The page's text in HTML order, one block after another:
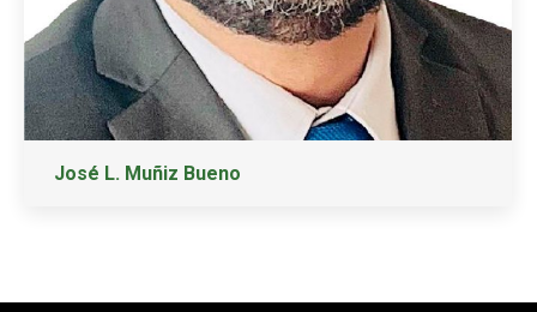
José L. Muñiz Bueno